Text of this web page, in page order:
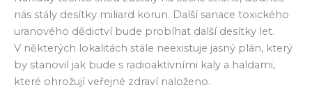
nás stály desítky miliard korun. Další sanace toxického
uranového dědictví bude probíhat další desítky let.
V některých lokalitách stále neexistuje jasný plán, který
by stanovil jak bude s radioaktivními kaly a haldami,
které ohrožují veřejné zdraví naloženo.